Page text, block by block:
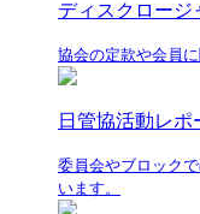
ディスクロージ
協会の定款や会員
日管協活動レポ
委員会やブロック
います。